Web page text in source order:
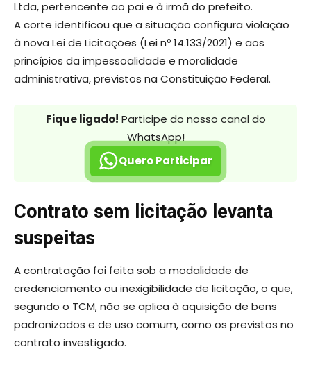
Ltda, pertencente ao pai e à irmã do prefeito.
A corte identificou que a situação configura violação
à nova Lei de Licitações (Lei nº 14.133/2021) e aos
princípios da impessoalidade e moralidade
administrativa, previstos na Constituição Federal.
Fique ligado! Participe do nosso canal do
WhatsApp!
Quero Participar
Contrato sem licitação levanta
suspeitas
A contratação foi feita sob a modalidade de
credenciamento ou inexigibilidade de licitação, o que,
segundo o TCM, não se aplica à aquisição de bens
padronizados e de uso comum, como os previstos no
contrato investigado.